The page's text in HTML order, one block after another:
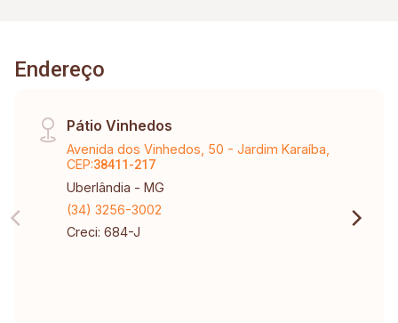
Endereço
Pátio Vinhedos
Avenida dos Vinhedos, 50 - Jardim Karaíba,
CEP:38411-217
Uberlândia - MG
(34) 3256-3002
Creci: 684-J